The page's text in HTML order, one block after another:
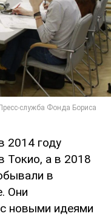
2014 году
Токио, а в 2018
в
Они
новыми идеями